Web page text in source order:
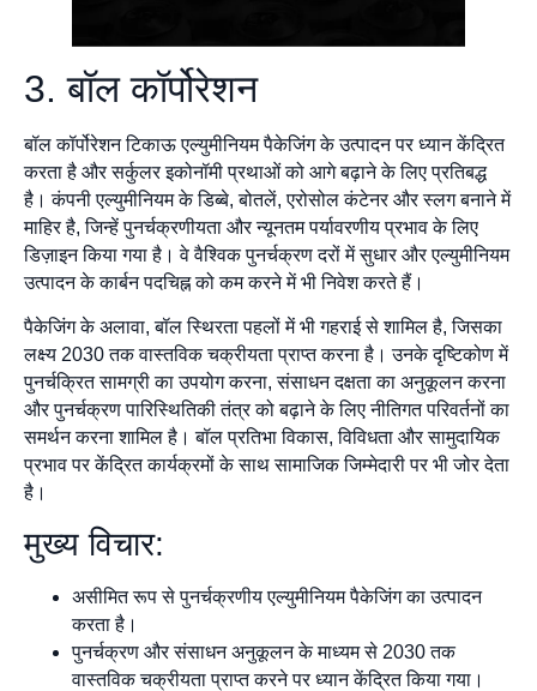
3. बॉल कॉर्पोरेशन
बॉल कॉर्पोरेशन टिकाऊ एल्युमीनियम पैकेजिंग के उत्पादन पर ध्यान केंद्रित
करता है और सर्कुलर इकोनॉमी प्रथाओं को आगे बढ़ाने के लिए प्रतिबद्ध
है। कंपनी एल्युमीनियम के डिब्बे, बोतलें, एरोसोल कंटेनर और स्लग बनाने में
माहिर है, जिन्हें पुनर्चक्रणीयता और न्यूनतम पर्यावरणीय प्रभाव के लिए
डिज़ाइन किया गया है। वे वैश्विक पुनर्चक्रण दरों में सुधार और एल्युमीनियम
उत्पादन के कार्बन पदचिह्न को कम करने में भी निवेश करते हैं।
पैकेजिंग के अलावा, बॉल स्थिरता पहलों में भी गहराई से शामिल है, जिसका
लक्ष्य 2030 तक वास्तविक चक्रीयता प्राप्त करना है। उनके दृष्टिकोण में
पुनर्चक्रित सामग्री का उपयोग करना, संसाधन दक्षता का अनुकूलन करना
और पुनर्चक्रण पारिस्थितिकी तंत्र को बढ़ाने के लिए नीतिगत परिवर्तनों का
समर्थन करना शामिल है। बॉल प्रतिभा विकास, विविधता और सामुदायिक
प्रभाव पर केंद्रित कार्यक्रमों के साथ सामाजिक जिम्मेदारी पर भी जोर देता
है।
मुख्य विचार:
असीमित रूप से पुनर्चक्रणीय एल्युमीनियम पैकेजिंग का उत्पादन
करता है।
पुनर्चक्रण और संसाधन अनुकूलन के माध्यम से 2030 तक
वास्तविक चक्रीयता प्राप्त करने पर ध्यान केंद्रित किया गया।